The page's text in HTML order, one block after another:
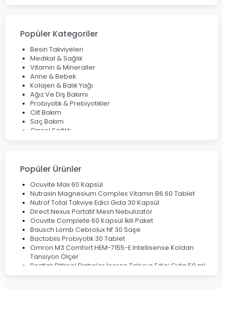
Çözüm Yolları
Bocavirüs Enfeksiyonu Hakkında Bilmeniz Gerekenler
Deep Flex Topraklama Matı Nedir? Detaylı Rehber
Mumiyo Nedir? Faydaları ve Kullanım Alanları Nelerdir?
Popüler Kategoriler
Besin Takviyeleri
Medikal & Sağlık
Vitamin & Mineraller
Anne & Bebek
Kolajen & Balık Yağı
Ağız Ve Diş Bakımı
Probiyotik & Prebiyotikler
Cilt Bakım
Saç Bakım
Cinsel Sağlık
Popüler Ürünler
Ocuvite Max 60 Kapsül
Nutraxin Magnesium Complex Vitamin B6 60 Tablet
Nutrof Total Takviye Edici Gıda 30 Kapsül
Direct Nexus Portatif Mesh Nebulizatör
Ocuvite Complete 60 Kapsül İkili Paket
Bausch Lomb Cebrolux Nf 30 Saşe
Bactoblis Probiyotik 30 Tablet
Omron M3 Comfort HEM-7155-E Intellisense Koldan
Tansiyon Ölçer
Bestlak Bitkisel Ekstreler İçeren Takviye Edici Gıda 50 ml